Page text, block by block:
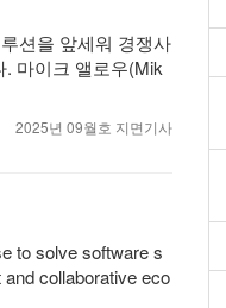
션을 앞세워 경쟁사
마이크 앨로우(Mik
2025년 09월호 지면기사
to solve software s
collaborative eco